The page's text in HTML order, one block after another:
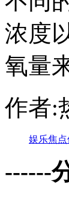
浓度
氧量
作者:
娱乐焦点
------